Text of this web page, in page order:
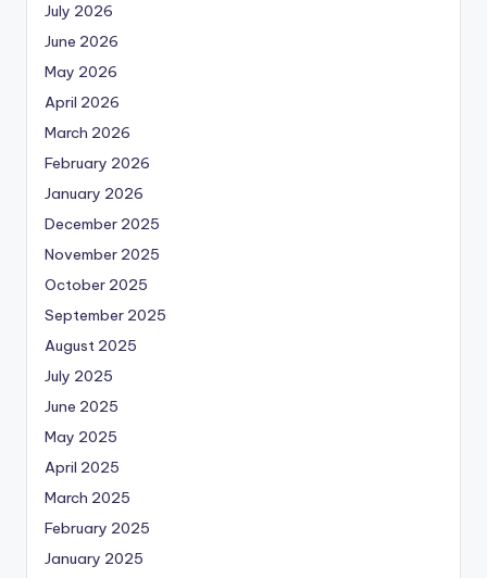
July 2026
June 2026
May 2026
April 2026
March 2026
February 2026
January 2026
December 2025
November 2025
October 2025
September 2025
August 2025
July 2025
June 2025
May 2025
April 2025
March 2025
February 2025
January 2025